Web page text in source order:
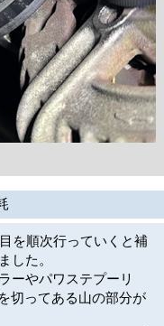
を順次行っていくと補
した。
ーやパワステプーリ
切ってある山の部分が